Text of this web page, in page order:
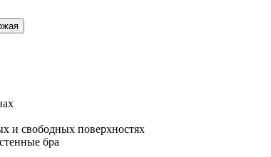
и свободных поверхностях
бра